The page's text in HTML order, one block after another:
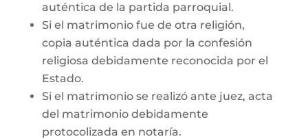
auténtica de la partida parroquial.
Si el matrimonio fue de otra religión,
copia auténtica dada por la confesión
religiosa debidamente reconocida por el
Estado.
Si el matrimonio se realizó ante juez, acta
del matrimonio debidamente
protocolizada en notaría.